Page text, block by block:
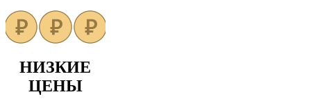
НИЗКИЕ
ЦЕНЫ